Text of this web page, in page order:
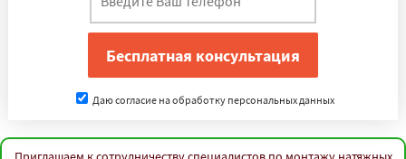
Даю согласие на обработку персональных данных